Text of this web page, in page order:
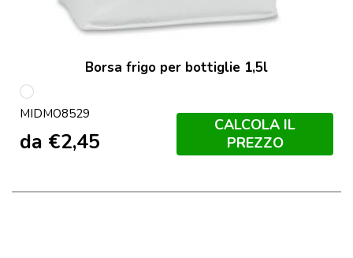
Borsa frigo per bottiglie 1,5l
Bianco
MIDMO8529
da €2,45
CALCOLA IL
PREZZO